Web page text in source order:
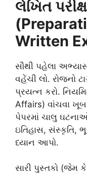
લેખિત
Written
સૌથી પહેલા
વહેંચી લો. રોજનો
પ્રયત્ન કરો.
Affairs) વાંચવા
પેપરમાં ચાલુ
ઇતિહાસ, સંસ્કૃતિ,
ધ્યાન આપો.
સારી પુસ્તકો (જેમ